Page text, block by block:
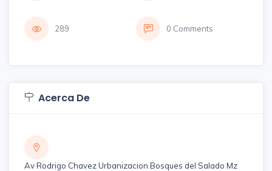
289 0 Comments
Acerca De
Av Rodrigo Chavez Urbanizacion Bosques del Salado Mz